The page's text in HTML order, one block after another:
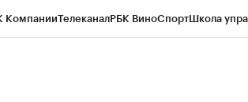
КомпанииТелеканалРБК ВиноСпортШкола